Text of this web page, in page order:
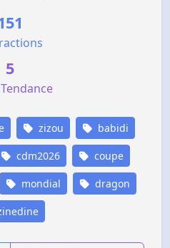
5
zizou babidi
cdm2026 coupe
mondial dragon